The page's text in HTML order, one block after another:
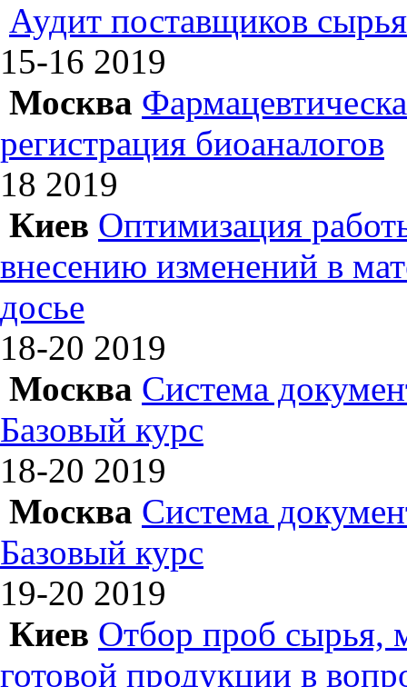
Аудит поставщиков
15-16 2019
Москва
регистрация биоаналогов
18 2019
Киев Оптимизация
внесению изменений в
досье
18-20 2019
Москва Система
Базовый курс
18-20 2019
Москва Система
Базовый курс
19-20 2019
Киев Отбор проб сырья,
готовой продукции в